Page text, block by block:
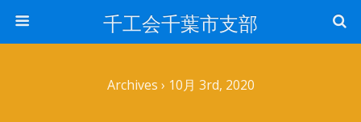
千工会千葉市支部
Archives › 10月 3rd, 2020